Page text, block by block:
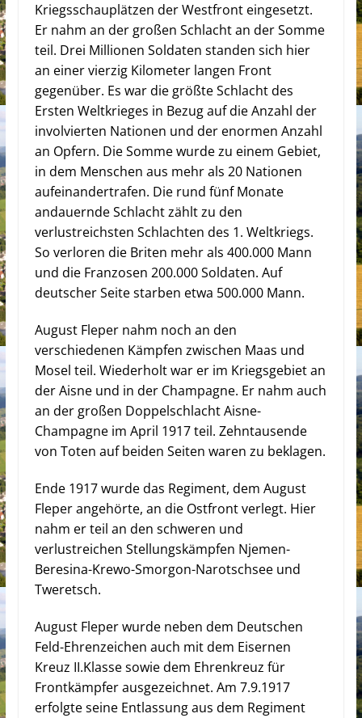
Kriegsschauplätzen der Westfront eingesetzt.
Er nahm an der großen Schlacht an der Somme
teil. Drei Millionen Soldaten standen sich hier
an einer vierzig Kilometer langen Front
gegenüber. Es war die größte Schlacht des
Ersten Weltkrieges in Bezug auf die Anzahl der
involvierten Nationen und der enormen Anzahl
an Opfern. Die Somme wurde zu einem Gebiet,
in dem Menschen aus mehr als 20 Nationen
aufeinandertrafen. Die rund fünf Monate
andauernde Schlacht zählt zu den
verlustreichsten Schlachten des 1. Weltkriegs.
So verloren die Briten mehr als 400.000 Mann
und die Franzosen 200.000 Soldaten. Auf
deutscher Seite starben etwa 500.000 Mann.
August Fleper nahm noch an den
verschiedenen Kämpfen zwischen Maas und
Mosel teil. Wiederholt war er im Kriegsgebiet an
der Aisne und in der Champagne. Er nahm auch
an der großen Doppelschlacht Aisne-
Champagne im April 1917 teil. Zehntausende
von Toten auf beiden Seiten waren zu beklagen.
Ende 1917 wurde das Regiment, dem August
Fleper angehörte, an die Ostfront verlegt. Hier
nahm er teil an den schweren und
verlustreichen Stellungskämpfen Njemen-
Beresina-Krewo-Smorgon-Narotschsee und
Tweretsch.
August Fleper wurde neben dem Deutschen
Feld-Ehrenzeichen auch mit dem Eisernen
Kreuz II.Klasse sowie dem Ehrenkreuz für
Frontkämpfer ausgezeichnet. Am 7.9.1917
erfolgte seine Entlassung aus dem Regiment